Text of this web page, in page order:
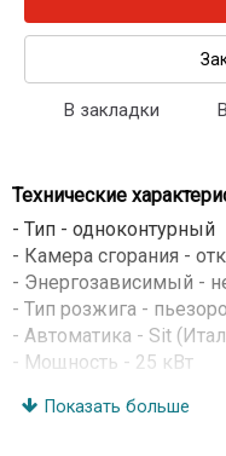
В закладки
Технические
- Тип - одноконтурный
- Камера сгорания -
- Энергозависимый -
- Тип розжига -
- Автоматика - Sit
- Мощность - 25 кВт
- Теплообменник -
Показать больше